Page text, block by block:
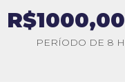
R$1000,00
PERÍODO DE 8 H